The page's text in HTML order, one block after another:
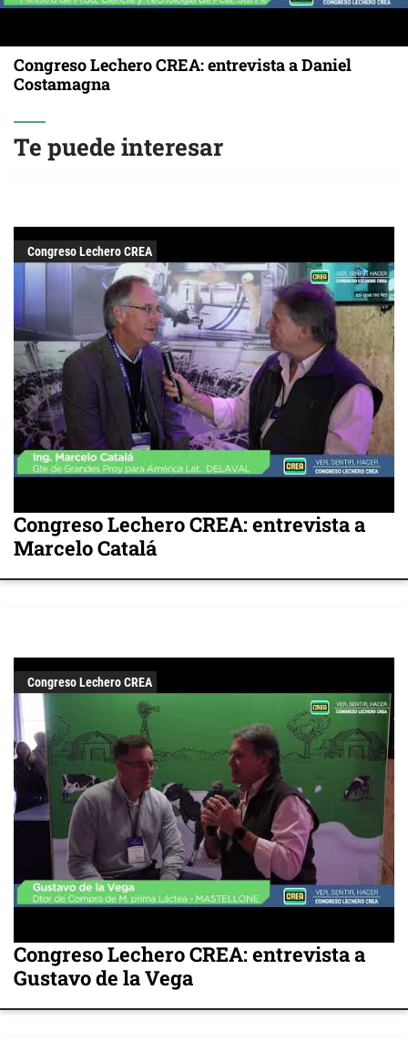
Congreso Lechero CREA: entrevista a Daniel
Costamagna
Te puede interesar
Congreso Lechero CREA
Congreso Lechero CREA: entrevista a
Marcelo Catalá
Congreso Lechero CREA
Congreso Lechero CREA: entrevista a
Gustavo de la Vega